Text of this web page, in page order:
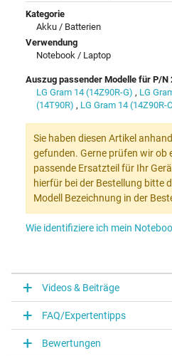
Kategorie
Akku / Batterien
Verwendung
Notebook / Laptop
Auszug passender Modelle für P/N
LG Gram 14 (14Z90R-G) , LG
(14T90R) , LG Gram 14 (14Z90R-
Sie haben diesen Artikel
gefunden. Gerne prüfen wir ob
passende Ersatzteil für Ihr
hierfür bei der Bestellung bitte
Modell Bezeichnung in der
Wie identifiziere ich mein
Videos & Beiträge
FAQ/Expertentipps
Bewertungen